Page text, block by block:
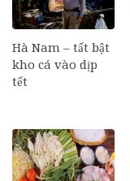
Hà Nam – tất bật
kho cá vào dịp
tết